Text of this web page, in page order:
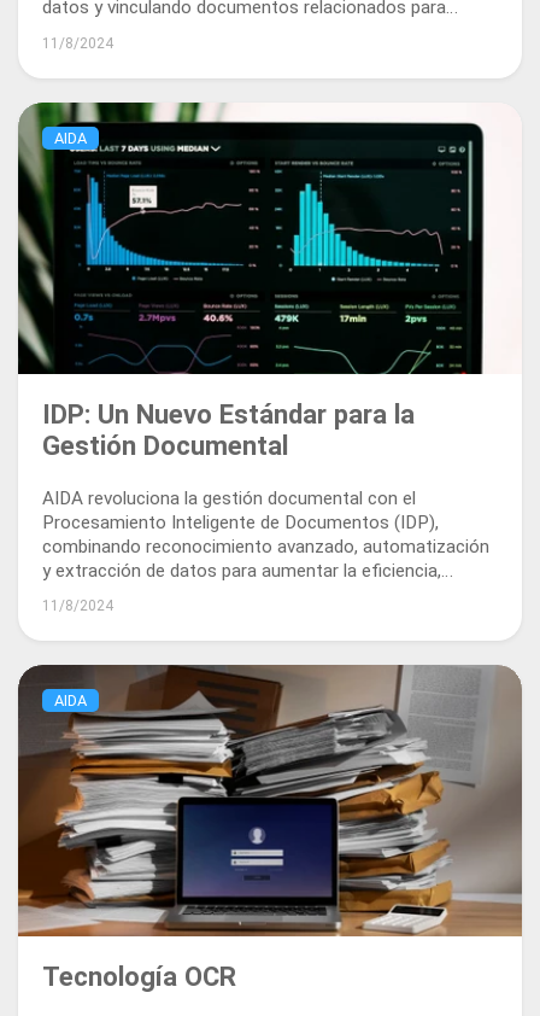
datos y vinculando documentos relacionados para
ofertas a los clientes.
11/8/2024
AIDA
IDP: Un Nuevo Estándar para la
Gestión Documental
AIDA revoluciona la gestión documental con el
Procesamiento Inteligente de Documentos (IDP),
combinando reconocimiento avanzado, automatización
y extracción de datos para aumentar la eficiencia,
seguridad y cumplimiento.
11/8/2024
AIDA
Tecnología OCR